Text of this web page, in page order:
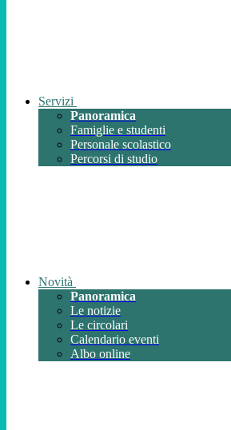
Servizi
Panoramica
Famiglie e studenti
Personale scolastico
Percorsi di studio
Novità
Panoramica
Le notizie
Le circolari
Calendario eventi
Albo online